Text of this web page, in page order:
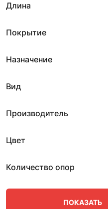
Длина
Покрытие
Назначение
Вид
Производитель
Цвет
Количество опор